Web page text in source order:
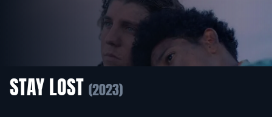
STAY LOST (2023)